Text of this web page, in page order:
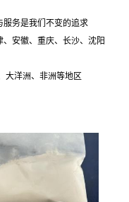
服务是我们不变的追求
安徽、重庆、长沙、沈阳
大洋洲、非洲等地区